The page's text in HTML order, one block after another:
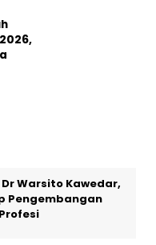
Warsito Kawedar,
Pengembangan